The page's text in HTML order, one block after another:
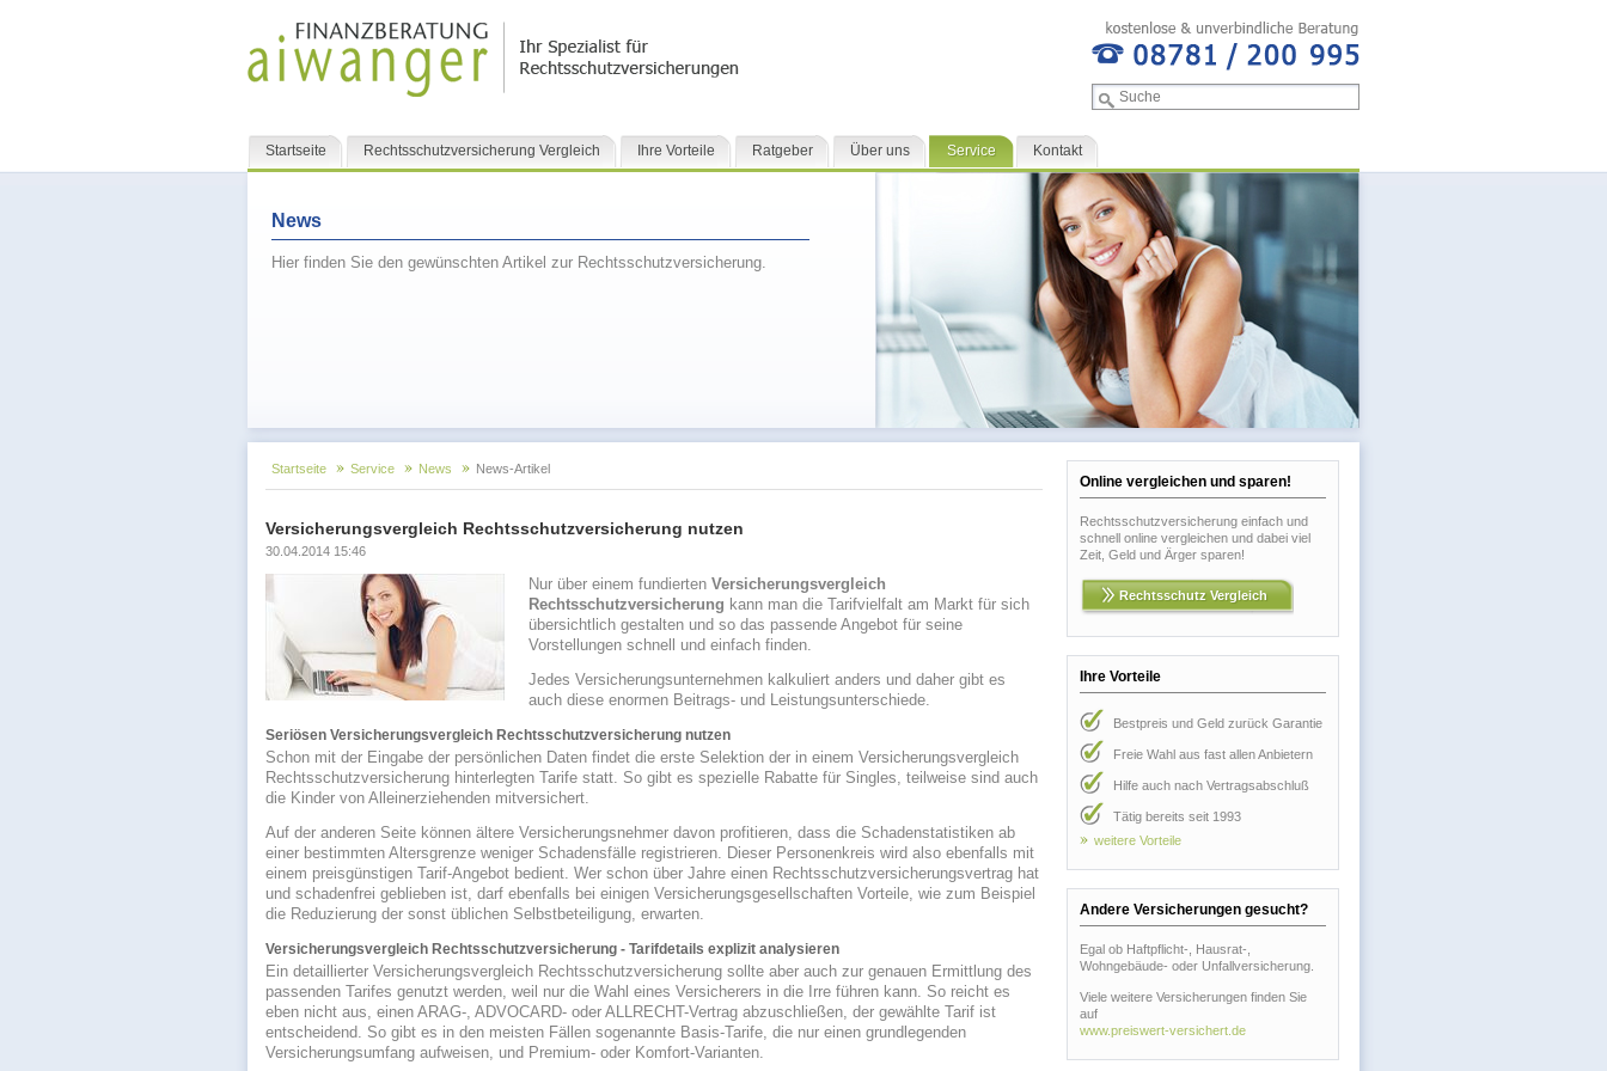
Navigation
überspringen
Startseite Rechtsschutzversicherung Vergleich Ihre Vorteile Ratgeber Über uns Service Kontakt
News
Hier finden Sie den gewünschten Artikel zur Rechtsschutzversicherung.
Startseite Service News News-Artikel
Versicherungsvergleich Rechtsschutzversicherung nutzen
30.04.2014 15:46
Nur über einem fundierten Versicherungsvergleich
Rechtsschutzversicherung kann man die Tarifvielfalt am Markt für sich
übersichtlich gestalten und so das passende Angebot für seine
Vorstellungen schnell und einfach finden.
Jedes Versicherungsunternehmen kalkuliert anders und daher gibt es
auch diese enormen Beitrags- und Leistungsunterschiede.
Seriösen Versicherungsvergleich Rechtsschutzversicherung nutzen
Schon mit der Eingabe der persönlichen Daten findet die erste Selektion der in einem Versicherungsvergleich
Rechtsschutzversicherung hinterlegten Tarife statt. So gibt es spezielle Rabatte für Singles, teilweise sind auch
die Kinder von Alleinerziehenden mitversichert.
Auf der anderen Seite können ältere Versicherungsnehmer davon profitieren, dass die Schadenstatistiken ab
einer bestimmten Altersgrenze weniger Schadensfälle registrieren. Dieser Personenkreis wird also ebenfalls mit
einem preisgünstigen Tarif-Angebot bedient. Wer schon über Jahre einen Rechtsschutzversicherungsvertrag hat
und schadenfrei geblieben ist, darf ebenfalls bei einigen Versicherungsgesellschaften Vorteile, wie zum Beispiel
die Reduzierung der sonst üblichen Selbstbeteiligung, erwarten.
Versicherungsvergleich Rechtsschutzversicherung - Tarifdetails explizit analysieren
Ein detaillierter Versicherungsvergleich Rechtsschutzversicherung sollte aber auch zur genauen Ermittlung des
passenden Tarifes genutzt werden, weil nur die Wahl eines Versicherers in die Irre führen kann. So reicht es
eben nicht aus, einen ARAG-, ADVOCARD- oder ALLRECHT-Vertrag abzuschließen, der gewählte Tarif ist
entscheidend. So gibt es in den meisten Fällen sogenannte Basis-Tarife, die nur einen grundlegenden
Versicherungsumfang aufweisen, und Premium- oder Komfort-Varianten.
Online vergleichen und sparen!
Rechtsschutzversicherung einfach und
schnell online vergleichen und dabei viel
Zeit, Geld und Ärger sparen!
Rechtsschutz Vergleich
Ihre Vorteile
Bestpreis und Geld zurück Garantie
Freie Wahl aus fast allen Anbietern
Hilfe auch nach Vertragsabschluß
Tätig bereits seit 1993
weitere Vorteile
Andere Versicherungen gesucht?
Egal ob Haftpflicht-, Hausrat-,
Wohngebäude- oder Unfallversicherung.
Viele weitere Versicherungen finden Sie
auf
www.preiswert-versichert.de